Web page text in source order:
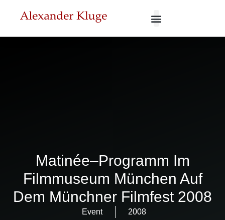
Matinée–Programm Im
Filmmuseum München Auf
Dem Münchner Filmfest 2008
Event 2008